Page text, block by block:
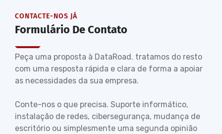
CONTACTE-NOS JÁ
Formulário De Contato
Peça uma proposta à DataRoad. tratamos do resto
com uma resposta rápida e clara de forma a apoiar
as necessidades da sua empresa.
Conte-nos o que precisa. Suporte informático,
instalação de redes, cibersegurança, mudança de
escritório ou simplesmente uma segunda opinião